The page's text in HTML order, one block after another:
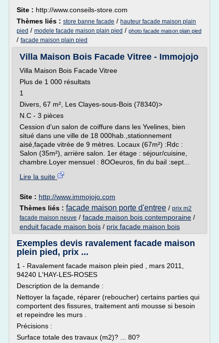
Site : http://www.conseils-store.com
Thèmes liés : store banne facade / hauteur facade maison plain
pied / modele facade maison plain pied / photo facade maison plain pied
/ facade maison plain pied
Villa Maison Bois Facade Vitree - Immojojo
Villa Maison Bois Facade Vitree
Plus de 1 000 résultats
1
Divers, 67 m², Les Clayes-sous-Bois (78340)>
N.C - 3 pièces
Cession d'un salon de coiffure dans les Yvelines, bien
situé dans une ville de 18 000hab.,stationnement
aisé,façade vitrée de 9 mètres. Locaux (67m²) :Rdc :
Salon (35m²), arrière salon. 1er étage : séjour/cuisine,
chambre.Loyer mensuel : 8OOeuros, fin du bail :sept...
Lire la suite
Site : http://www.immojojo.com
Thèmes liés : facade maison porte d'entree / prix m2
facade maison neuve / facade maison bois contemporaine /
enduit facade maison bois / prix facade maison bois
Exemples devis ravalement facade maison
plein pied, prix ...
1 - Ravalement facade maison plein pied , mars 2011,
94240 L'HAY-LES-ROSES
Description de la demande :
Nettoyer la façade, réparer (reboucher) certains parties qui
comportent des fissures, traitement anti mousse si besoin
et repeindre les murs .
Précisions :
Surface totale des travaux (m2)? ... 80?